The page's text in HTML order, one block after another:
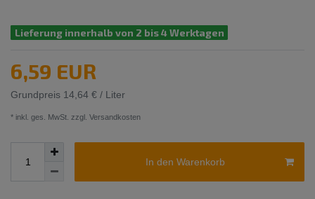
Lieferung innerhalb von 2 bis 4 Werktagen
6,59 EUR
Grundpreis 14,64 € / Liter
* inkl. ges. MwSt. zzgl. Versandkosten
In den Warenkorb